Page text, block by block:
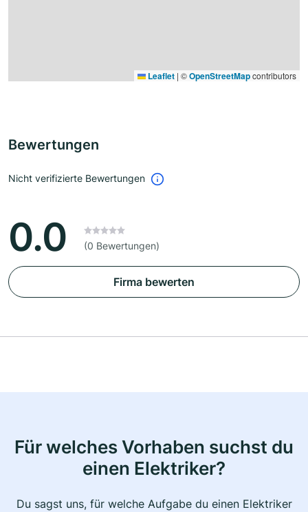
Leaflet | ©OpenStreetMapcontributors
Bewertungen
Nicht verifizierte Bewertungen
0.0 (0 Bewertungen)
Firma bewerten
Für welches Vorhaben suchst du
einen Elektriker?
Du sagst uns, für welche Aufgabe du einen Elektriker